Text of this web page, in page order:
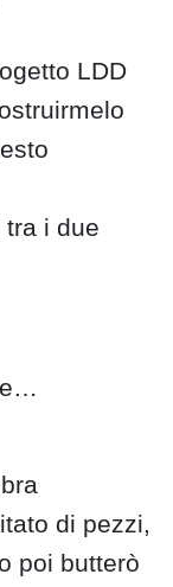
LDD
i due
di pezzi,
poi butterò